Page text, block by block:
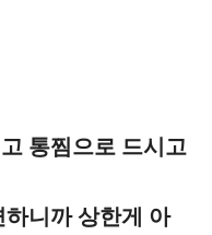
통찜으로 드시고
니까 상한게 아